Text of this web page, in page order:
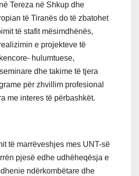
Tereza në Shkup dhe
të Tiranës do të zbatohet
të stafit mësimdhënës,
e projekteve të
hulumtuese,
dhe takime të tjera
për zhvillim profesional
me interes të përbashkët.
të marrëveshjes mes UNT-së
pjesë edhe udhëheqësja e
ndërkombëtare dhe